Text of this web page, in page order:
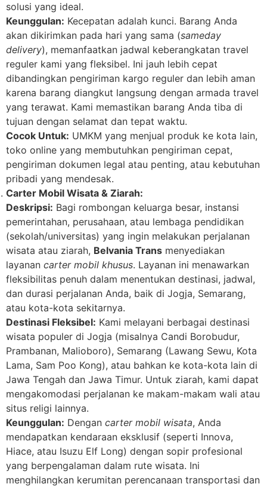
solusi yang ideal.
Keunggulan: Kecepatan adalah kunci. Barang Anda
akan dikirimkan pada hari yang sama (sameday
delivery), memanfaatkan jadwal keberangkatan travel
reguler kami yang fleksibel. Ini jauh lebih cepat
dibandingkan pengiriman kargo reguler dan lebih aman
karena barang diangkut langsung dengan armada travel
yang terawat. Kami memastikan barang Anda tiba di
tujuan dengan selamat dan tepat waktu.
Cocok Untuk: UMKM yang menjual produk ke kota lain,
toko online yang membutuhkan pengiriman cepat,
pengiriman dokumen legal atau penting, atau kebutuhan
pribadi yang mendesak.
Carter Mobil Wisata & Ziarah:
Deskripsi: Bagi rombongan keluarga besar, instansi
pemerintahan, perusahaan, atau lembaga pendidikan
(sekolah/universitas) yang ingin melakukan perjalanan
wisata atau ziarah, Belvania Trans menyediakan
layanan carter mobil khusus. Layanan ini menawarkan
fleksibilitas penuh dalam menentukan destinasi, jadwal,
dan durasi perjalanan Anda, baik di Jogja, Semarang,
atau kota-kota sekitarnya.
Destinasi Fleksibel: Kami melayani berbagai destinasi
wisata populer di Jogja (misalnya Candi Borobudur,
Prambanan, Malioboro), Semarang (Lawang Sewu, Kota
Lama, Sam Poo Kong), atau bahkan ke kota-kota lain di
Jawa Tengah dan Jawa Timur. Untuk ziarah, kami dapat
mengakomodasi perjalanan ke makam-makam wali atau
situs religi lainnya.
Keunggulan: Dengan carter mobil wisata, Anda
mendapatkan kendaraan eksklusif (seperti Innova,
Hiace, atau Isuzu Elf Long) dengan sopir profesional
yang berpengalaman dalam rute wisata. Ini
menghilangkan kerumitan perencanaan transportasi dan